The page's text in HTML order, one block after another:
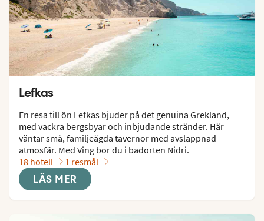
Lefkas
En resa till ön Lefkas bjuder på det genuina Grekland,
med vackra bergsbyar och inbjudande stränder. Här
väntar små, familjeägda tavernor med avslappnad
atmosfär. Med Ving bor du i badorten Nidri.
18 hotell
1 resmål
LÄS MER